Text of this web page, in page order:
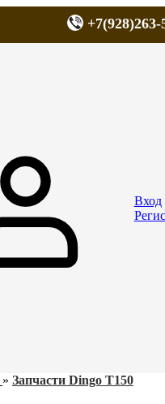
+7(928)263-
Вход
» Запчасти Dingo T150